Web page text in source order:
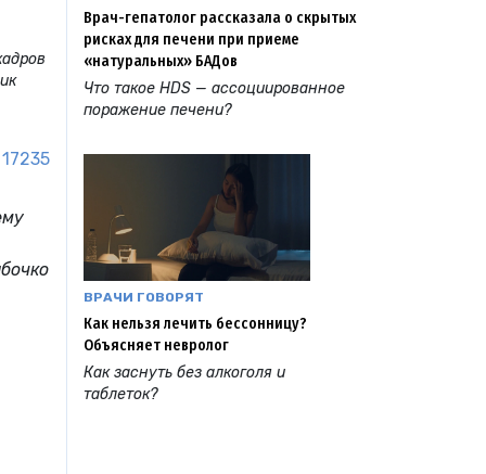
17235
Врач-гепатолог рассказала о скрытых
рисках для печени при приеме
«натуральных» БАДов
Что такое HDS — ассоциированное
поражение печени?
ВРАЧИ ГОВОРЯТ
Как нельзя лечить бессонницу?
Объясняет невролог
Как заснуть без алкоголя и
таблеток?